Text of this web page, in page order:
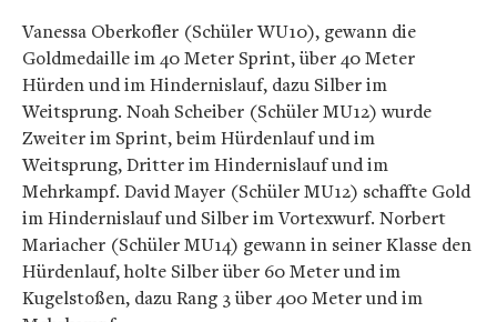
Vanessa Oberkofler (Schüler WU10), gewann die
Goldmedaille im 40 Meter Sprint, über 40 Meter
Hürden und im Hindernislauf, dazu Silber im
Weitsprung. Noah Scheiber (Schüler MU12) wurde
Zweiter im Sprint, beim Hürdenlauf und im
Weitsprung, Dritter im Hindernislauf und im
Mehrkampf. David Mayer (Schüler MU12) schaffte Gold
im Hindernislauf und Silber im Vortexwurf. Norbert
Mariacher (Schüler MU14) gewann in seiner Klasse den
Hürdenlauf, holte Silber über 60 Meter und im
Kugelstoßen, dazu Rang 3 über 400 Meter und im